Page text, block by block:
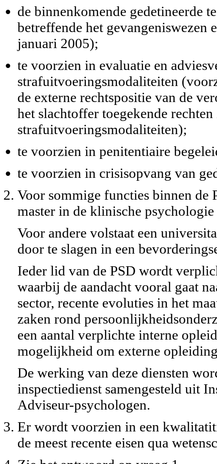
de binnenkomende gedetineerde
betreffende het gevangeniswezen
januari 2005);
te voorzien in evaluatie en
strafuitvoeringsmodaliteiten
de externe rechtspositie van de
het slachtoffer toegekende
strafuitvoeringsmodaliteiten);
te voorzien in penitentiaire
te voorzien in crisisopvang van
Voor sommige functies binnen de
master in de klinische
Voor andere volstaat een
door te slagen in een
Ieder lid van de PSD wordt
waarbij de aandacht vooral gaat
sector, recente evoluties in het
zaken rond
een aantal verplichte interne
mogelijkheid om externe
De werking van deze diensten
inspectiedienst samengesteld uit
Adviseur-psychologen.
Er wordt voorzien in een
de meest recente eisen qua